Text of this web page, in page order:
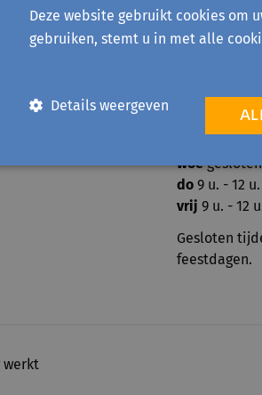
14 u. - 16
woegesloten
do 9 u. - 12
vrij 9 u. - 12
Gesloten
feestdagen.
Deze website gebruikt cookies om
gebruiken, stemt u in met alle
Details weergeven